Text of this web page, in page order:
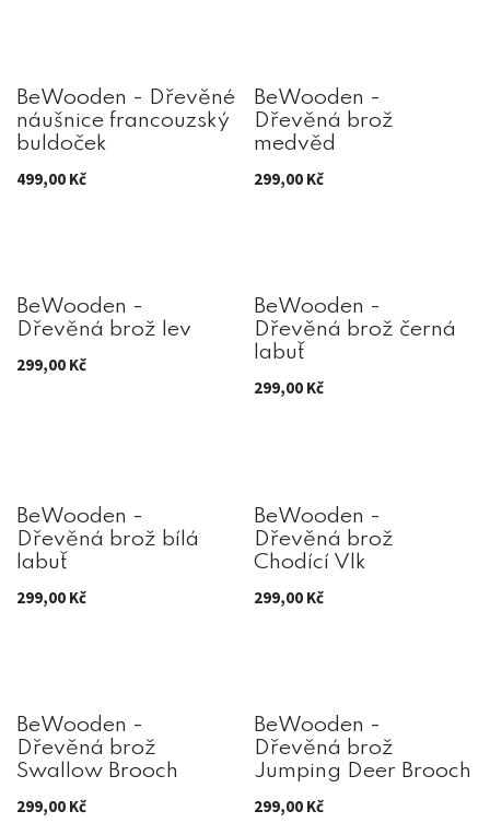
BeWooden - Dřevěné
náušnice francouzský
buldoček
499,00 Kč
BeWooden -
Dřevěná brož
medvěd
299,00Kč
BeWooden -
Dřevěná brož lev
299,00 Kč
BeWooden -
Dřevěná brož černá
labuť
299,00Kč
BeWooden -
Dřevěná brož bílá
labuť
299,00 Kč
BeWooden -
Dřevěná brož
Chodící Vlk
299,00Kč
BeWooden -
Dřevěná brož
Swallow Brooch
299,00 Kč
BeWooden -
Dřevěná brož
Jumping Deer Brooch
299,00Kč